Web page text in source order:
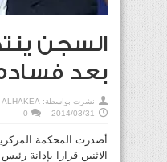
السجن
بعد
نشرت بواسطة: ALHAKEA
2014/03/31
0
أصدرت المحكمة
الاثنين قرارا بإدانة